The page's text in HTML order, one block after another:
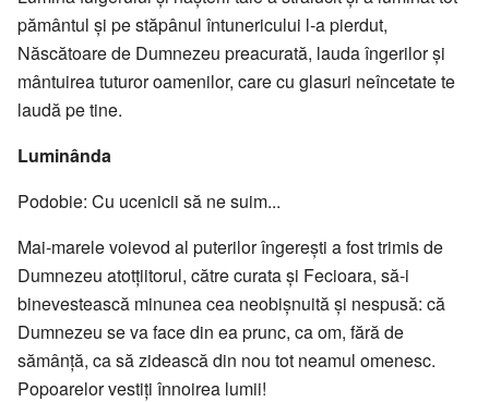
pământul şi pe stăpânul întunericului l-a pierdut,
Născătoare de Dumnezeu preacurată, lauda îngerilor şi
mântuirea tuturor oamenilor, care cu glasuri neîncetate te
laudă pe tine.
Luminânda
Podobie: Cu ucenicii să ne suim...
Mai-marele voievod al puterilor îngereşti a fost trimis de
Dumnezeu atotţiitorul, către curata şi Fecioara, să-i
binevestească minunea cea neobişnuită şi nespusă: că
Dumnezeu se va face din ea prunc, ca om, fără de
sămânţă, ca să zidească din nou tot neamul omenesc.
Popoarelor vestiţi înnoirea lumii!